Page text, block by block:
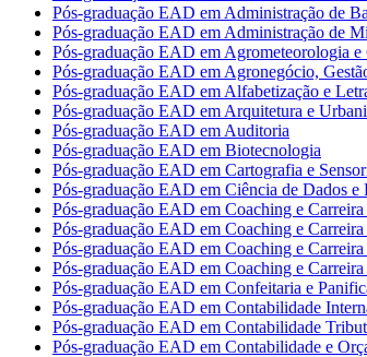
Pós-graduação EAD em Administração de
Pós-graduação EAD em Administração de
Pós-graduação EAD em Agrometeorologia
Pós-graduação EAD em Agronegócio,
Pós-graduação EAD em Alfabetização e
Pós-graduação EAD em Arquitetura e
Pós-graduação EAD em Auditoria
Pós-graduação EAD em Biotecnologia
Pós-graduação EAD em Cartografia e
Pós-graduação EAD em Ciência de Dados
Pós-graduação EAD em Coaching e
Pós-graduação EAD em Coaching e
Pós-graduação EAD em Coaching e Carreira
Pós-graduação EAD em Coaching e
Pós-graduação EAD em Confeitaria e
Pós-graduação EAD em Contabilidade
Pós-graduação EAD em Contabilidade
Pós-graduação EAD em Contabilidade e